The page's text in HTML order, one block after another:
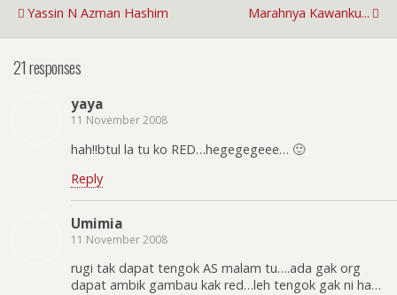
Yassin N Azman Hashim
Marahnya Kawanku...
21 responses
yaya
11 November 2008
hah!!btul la tu ko RED…hegegegeee… 🙂
Reply
Umimia
11 November 2008
rugi tak dapat tengok AS malam tu….ada gak org
dapat ambik gambau kak red…leh tengok gak ni ha…